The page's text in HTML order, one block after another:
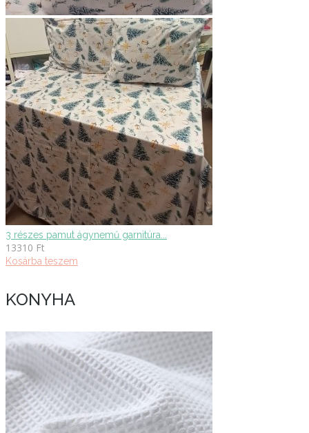
3 részes pamut ágynemű garnitúra...
13310 Ft
Kosárba teszem
KONYHA